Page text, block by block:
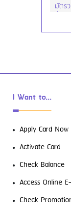
มัดร
ซ่อม
ดาว
I Want to...
Apply Card Now
Activate Card
Check Balance
Access Online
Check